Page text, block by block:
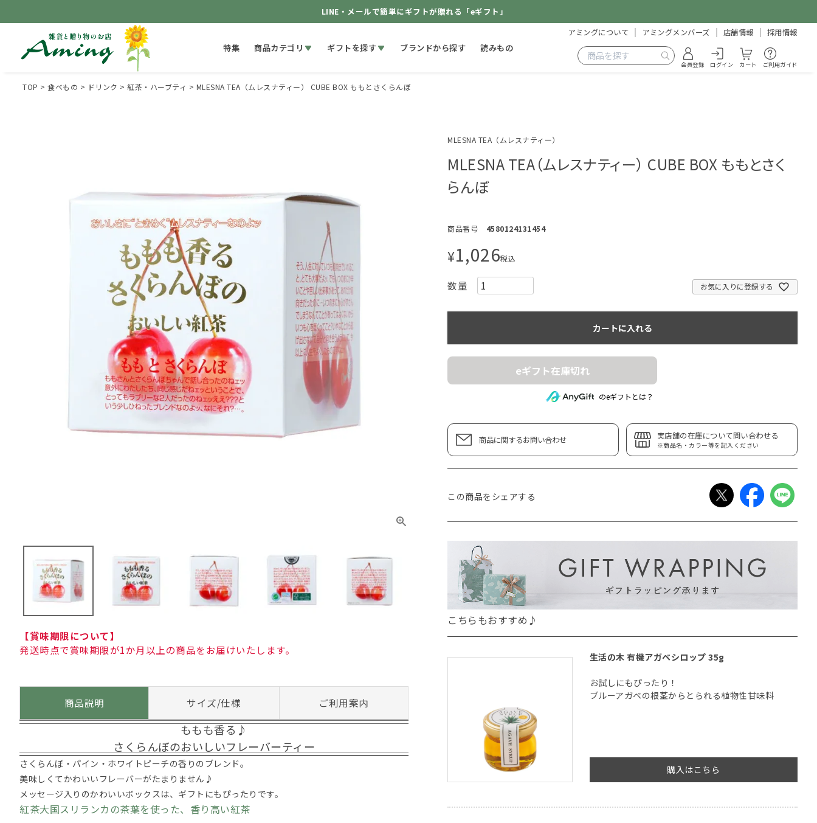
LINE・メールで簡単にギフトが贈れる「eギフト」
特集 商品カテゴリ ギフトを探す ブランドから探す 読みもの
アミングについて アミングメンバーズ 店舗情報 採用情報
会員登録 ログイン カート ご利用ガイド
TOP 食べもの ドリンク 紅茶・ハーブティ MLESNA TEA（ムレスナティー） CUBE BOX ももとさくらんぼ
【賞味期限について】
発送時点で賞味期限が1か月以上の商品をお届けいたします。
商品説明 サイズ/仕様 ご利用案内
ももも香る♪
さくらんぼのおいしいフレーバーティー
さくらんぼ・パイン・ホワイトピーチの香りのブレンド。
美味しくてかわいいフレーバーがたまりません♪
メッセージ入りのかわいいボックスは、ギフトにもぴったりです。
紅茶大国スリランカの茶葉を使った、香り高い紅茶
MLESNA TEA（ムレスナティー）
MLESNA TEA（ムレスナティー） CUBE BOX ももとさく
らんぼ
商品番号 4580124131454
¥1,026税込
お気に入りに登録する
カートに入れる
eギフト在庫切れ
のeギフトとは？
商品に関するお問い合わせ 実店舗の在庫について問い合わせる
※商品名・カラー等を記入ください
この商品をシェアする
こちらもおすすめ♪
生活の木 有機アガベシロップ 35g
お試しにもぴったり！
ブルーアガベの根茎からとられる植物性甘味料
購入はこちら